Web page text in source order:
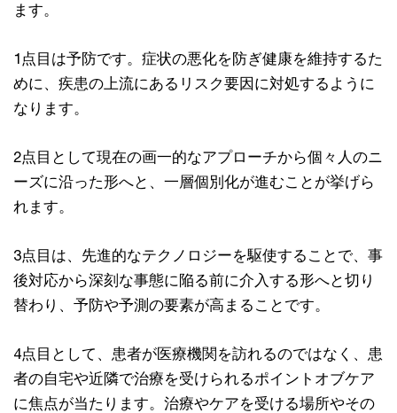
ます。
1点目は予防です。症状の悪化を防ぎ健康を維持するた
めに、疾患の上流にあるリスク要因に対処するように
なります。
2点目として現在の画一的なアプローチから個々人のニ
ーズに沿った形へと、一層個別化が進むことが挙げら
れます。
3点目は、先進的なテクノロジーを駆使することで、事
後対応から深刻な事態に陥る前に介入する形へと切り
替わり、予防や予測の要素が高まることです。
4点目として、患者が医療機関を訪れるのではなく、患
者の自宅や近隣で治療を受けられるポイントオブケア
に焦点が当たります。治療やケアを受ける場所やその